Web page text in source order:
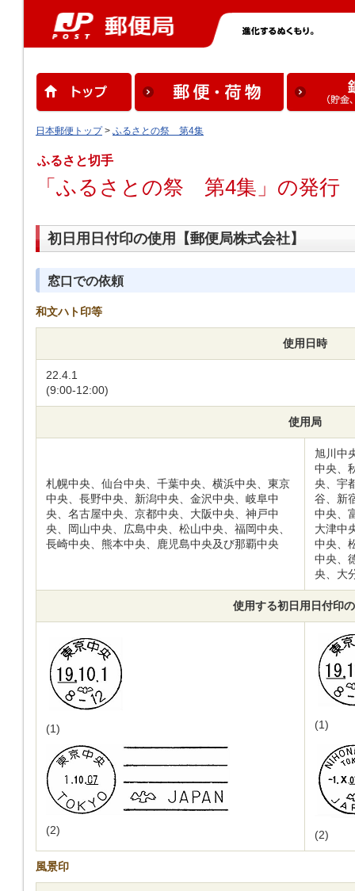
日本郵便トップ> ふるさとの祭 第4集
ふるさと切手
「ふるさとの祭 第4集」の発
初日用日付印の使用【郵便局株式会社】
窓口での依頼
和文ハト印等
使用日時
22.4.1
(9:00-12:00)
使用局
札幌中央、仙台中央、千葉中央、横浜中央、東京
中央、長野中央、新潟中央、金沢中央、岐阜中
央、名古屋中央、京都中央、大阪中央、神戸中
央、岡山中央、広島中央、松山中央、福岡中央、
長崎中央、熊本中央、鹿児島中央及び那覇中央
旭川中
中央、
央、宇
谷、新
中央、
大津中
中央、
中央、
央、大
使用する初日用日付印
(1)
(2)
(1)
(2)
風景印